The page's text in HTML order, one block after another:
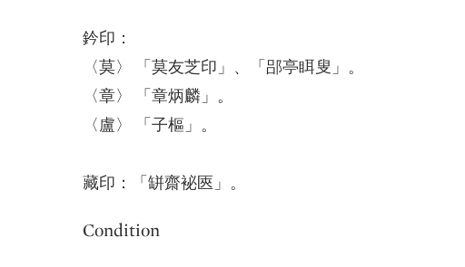
鈐印：
〈莫〉 「莫友芝印」、「郘亭眲叟」。
〈章〉 「章炳麟」。
〈盧〉 「子樞」。
藏印：「缾齋袐匧」。
Condition